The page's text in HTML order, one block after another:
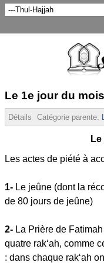
Le 1e jour du mois
Détails Catégorie parente:
Les actes de piété à
1- Le jeûne (dont la
de 80 jours de jeûne)
2- La Prière de
quatre rak‘ah, comme
: dans chaque rak‘ah